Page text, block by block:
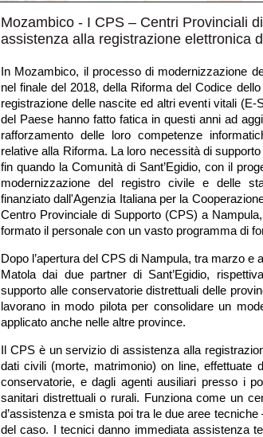
Mozambico - I CPS – Centri Provinciali
assistenza alla registrazione elettronica
In Mozambico, il processo di modernizzazione
nel finale del 2018, della Riforma del Codice
registrazione delle nascite ed altri eventi vitali
del Paese hanno fatto fatica in questi anni ad
rafforzamento delle loro competenze
relative alla Riforma. La loro necessità di
fin quando la Comunità di Sant’Egidio, con il
modernizzazione del registro civile e delle
finanziato dall'Agenzia Italiana per la
Centro Provinciale di Supporto (CPS) a Nampula,
formato il personale con un vasto programma di
Dopo l’apertura del CPS di Nampula, tra marzo e
Matola dai due partner di Sant’Egidio,
supporto alle conservatorie distrettuali delle
lavorano in modo pilota per consolidare un
applicato anche nelle altre province.
Il CPS è un servizio di assistenza alla
dati civili (morte, matrimonio) on line, effettuate
conservatorie, e dagli agenti ausiliari presso i
sanitari distrettuali o rurali. Funziona come un
d’assistenza e smista poi tra le due aree
del caso. I tecnici danno immediata assistenza